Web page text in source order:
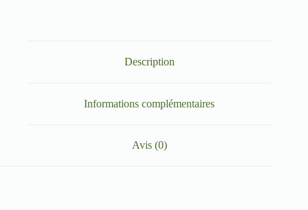
Description
Informations complémentaires
Avis (0)